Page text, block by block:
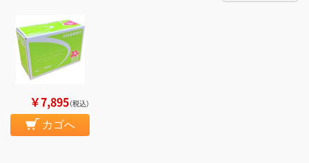
￥7,895（税込）
カゴへ